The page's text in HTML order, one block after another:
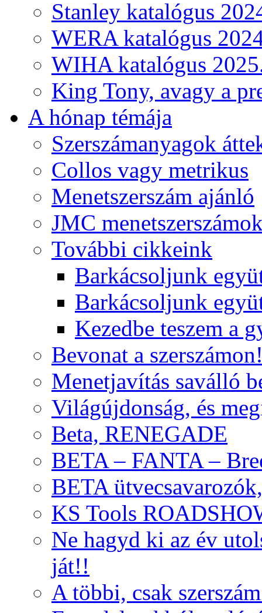
Stanley katalógus
WERA katalógus
WIHA katalógus
King Tony, avagy a
A hónap témája
Szerszámanyagok
Collos vagy metrikus
Menetszerszám ajánló
JMC
További cikkeink
Barkácsoljunk
Barkácsoljunk
Kezedbe teszem a
Bevonat a
Menetjavítás saválló
Világújdonság, és
Beta, RENEGADE
BETA – FANTA –
BETA
KS Tools
Ne hagyd ki az év
ját!!
A többi, csak